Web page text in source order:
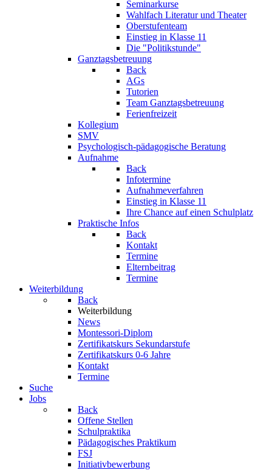
Seminarkurse
Wahlfach Literatur und Theater
Oberstufenteam
Einstieg in Klasse 11
Die "Politikstunde"
Ganztagsbetreuung
Back
AGs
Tutorien
Team Ganztagsbetreuung
Ferienfreizeit
Kollegium
SMV
Psychologisch-pädagogische Beratung
Aufnahme
Back
Infotermine
Aufnahmeverfahren
Einstieg in Klasse 11
Ihre Chance auf einen Schulplatz
Praktische Infos
Back
Kontakt
Termine
Elternbeitrag
Termine
Weiterbildung
Back
Weiterbildung
News
Montessori-Diplom
Zertifikatskurs Sekundarstufe
Zertifikatskurs 0-6 Jahre
Kontakt
Termine
Suche
Jobs
Back
Offene Stellen
Schulpraktika
Pädagogisches Praktikum
FSJ
Initiativbewerbung